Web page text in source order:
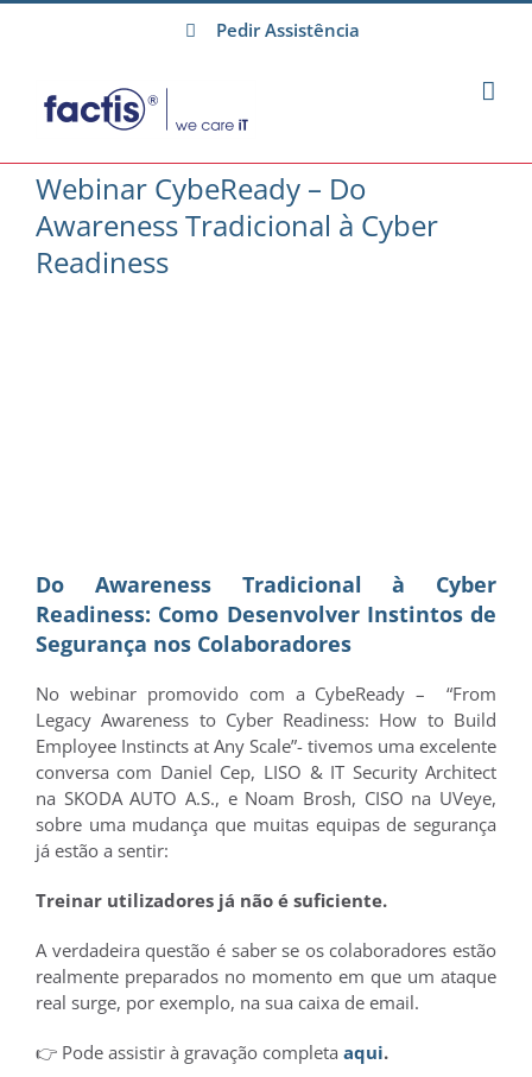
Pedir Assistência
Webinar CybeReady – Do
Awareness Tradicional à Cyber
Readiness
Do Awareness Tradicional à Cyber
Readiness: Como Desenvolver Instintos de
Segurança nos Colaboradores
No webinar promovido com a CybeReady – “From
Legacy Awareness to Cyber Readiness: How to Build
Employee Instincts at Any Scale”- tivemos uma excelente
conversa com Daniel Cep, LISO & IT Security Architect
na SKODA AUTO A.S., e Noam Brosh, CISO na UVeye,
sobre uma mudança que muitas equipas de segurança
já estão a sentir:
Treinar utilizadores já não é suficiente.
A verdadeira questão é saber se os colaboradores estão
realmente preparados no momento em que um ataque
real surge, por exemplo, na sua caixa de email.
👉 Pode assistir à gravação completa aqui.